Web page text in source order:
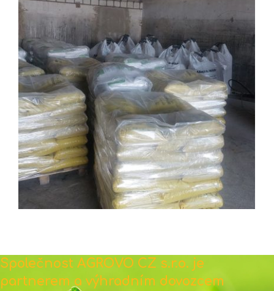
Společnost AGROVO CZ s.r.o. je
partnerem a výhradním dovozcem